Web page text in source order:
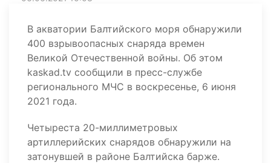
В акватории Балтийского моря обнаружили
400 взрывоопасных снаряда времен
Великой Отечественной войны. Об этом
kaskad.tv сообщили в пресс-службе
регионального МЧС в воскресенье, 6 июня
2021 года.
Четыреста 20-миллиметровых
артиллерийских снарядов обнаружили на
затонувшей в районе Балтийска барже.